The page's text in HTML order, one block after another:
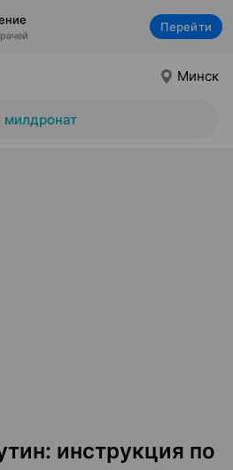
Перейти
Минск
милдронат
инструкция по